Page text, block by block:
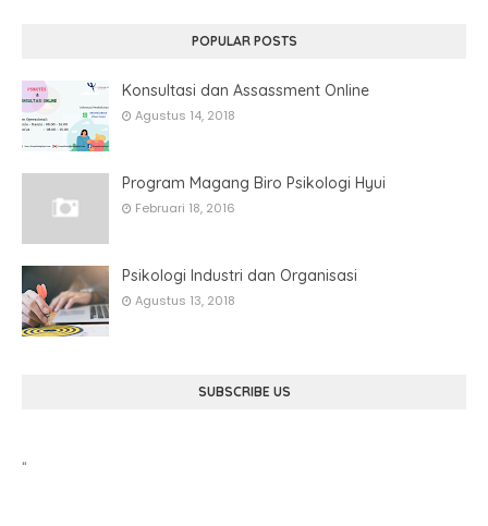
POPULAR POSTS
Konsultasi dan Assassment Online
Agustus 14, 2018
Program Magang Biro Psikologi Hyui
Februari 18, 2016
Psikologi Industri dan Organisasi
Agustus 13, 2018
SUBSCRIBE US
"